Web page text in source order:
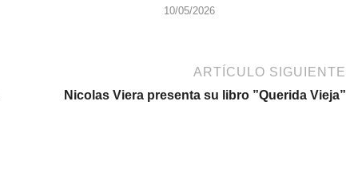
10/05/2026
ARTÍCULO SIGUIENTE
Nicolas Viera presenta su libro ”Querida Vieja”